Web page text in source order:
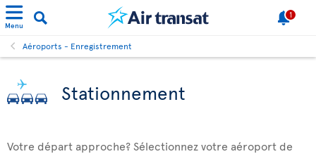
Menu
1
Aéroports - Enregistrement
Stationnement
Votre départ approche? Sélectionnez votre aéroport de